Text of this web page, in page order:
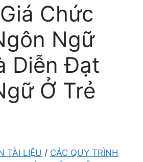
Chức
Ngữ
Diễn Đạt
Ở Trẻ
TÀI LIỆU / CÁC QUY TRÌNH